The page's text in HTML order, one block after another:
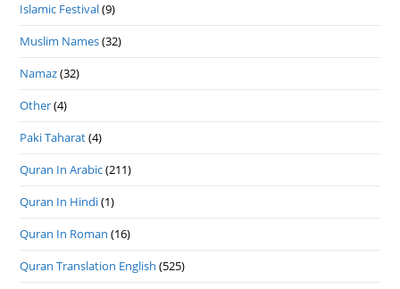
Islamic Festival(9)
Muslim Names(32)
Namaz(32)
Other(4)
Paki Taharat(4)
Quran In Arabic(211)
Quran In Hindi(1)
Quran In Roman (16)
Quran Translation English (525)